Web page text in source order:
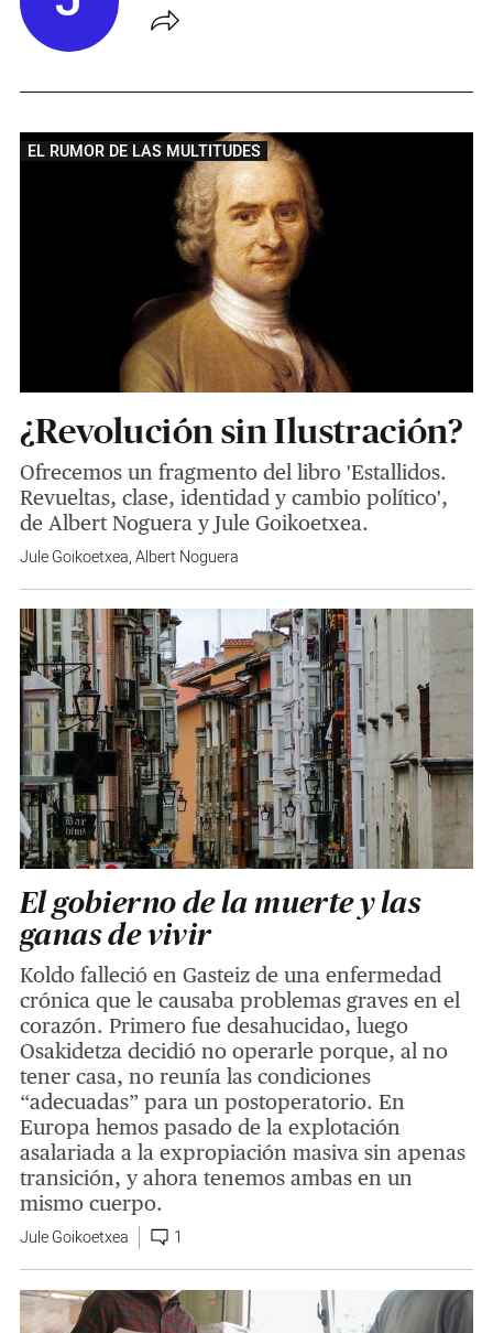
EL RUMOR DE LAS MULTITUDES
¿Revolución sin Ilustración?
Ofrecemos un fragmento del libro 'Estallidos.
Revueltas, clase, identidad y cambio político',
de Albert Noguera y Jule Goikoetxea.
Jule Goikoetxea,Albert Noguera
El gobierno de la muerte y las
ganas de vivir
Koldo falleció en Gasteiz de una enfermedad
crónica que le causaba problemas graves en el
corazón. Primero fue desahucidao, luego
Osakidetza decidió no operarle porque, al no
tener casa, no reunía las condiciones
“adecuadas” para un postoperatorio. En
Europa hemos pasado de la explotación
asalariada a la expropiación masiva sin apenas
transición, y ahora tenemos ambas en un
mismo cuerpo.
Jule Goikoetxea 1